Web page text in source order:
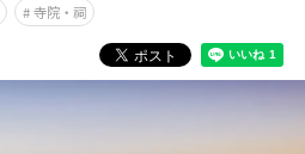
寺院・祠